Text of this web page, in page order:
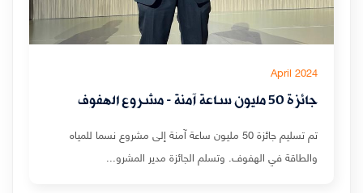
April 2024
جائزة 50 مليون ساعة آمنة - مشروع الهفوف
تم تسليم جائزة 50 مليون ساعة آمنة إلى مشروع نسما للمياه
والطاقة في الهفوف. وتسلم الجائزة مدير المشرو...